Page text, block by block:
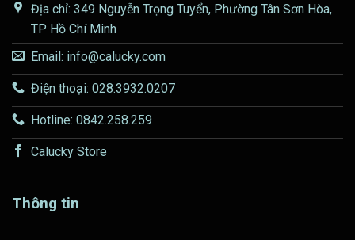
Địa chỉ: 349 Nguyễn Trọng Tuyển, Phường Tân Sơn Hòa,
TP Hồ Chí Minh
Email: info@calucky.com
Điện thoại: 028.3932.0207
Hotline: 0842.258.259
Calucky Store
Thông tin